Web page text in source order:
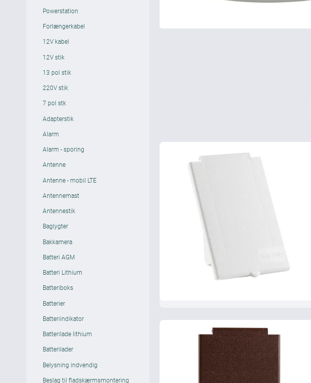
Powerstation
Forlængerkabel
12V kabel
12V stik
13 pol stik
220V stik
7 pol stk
Adapterstik
Alarm
Alarm - sporing
Antenne
Antenne - mobil LTE
Antennemast
Antennestik
Baglygter
Bakkamera
Batteri AGM
Batteri Lithium
Batteriboks
Batterier
Batteriindikator
Batterilade lithium
Batterilader
Belysning indvendig
Beslag til fladskærmsmontering